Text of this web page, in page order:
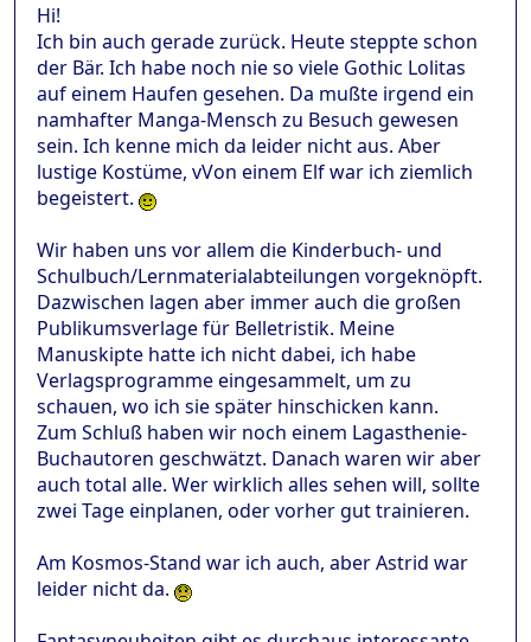
Hi!
Ich bin auch gerade zurück. Heute steppte schon
der Bär. Ich habe noch nie so viele Gothic Lolitas
auf einem Haufen gesehen. Da mußte irgend ein
namhafter Manga-Mensch zu Besuch gewesen
sein. Ich kenne mich da leider nicht aus. Aber
lustige Kostüme, vVon einem Elf war ich ziemlich
begeistert.
Wir haben uns vor allem die Kinderbuch- und
Schulbuch/Lernmaterialabteilungen vorgeknöpft.
Dazwischen lagen aber immer auch die großen
Publikumsverlage für Belletristik. Meine
Manuskipte hatte ich nicht dabei, ich habe
Verlagsprogramme eingesammelt, um zu
schauen, wo ich sie später hinschicken kann.
Zum Schluß haben wir noch einem Lagasthenie-
Buchautoren geschwätzt. Danach waren wir aber
auch total alle. Wer wirklich alles sehen will, sollte
zwei Tage einplanen, oder vorher gut trainieren.
Am Kosmos-Stand war ich auch, aber Astrid war
leider nicht da.